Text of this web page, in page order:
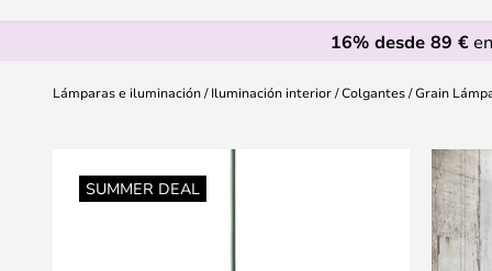
16% desde 89 €
Lámparas e iluminación Iluminación interior Colgantes Grain
SUMMER DEAL